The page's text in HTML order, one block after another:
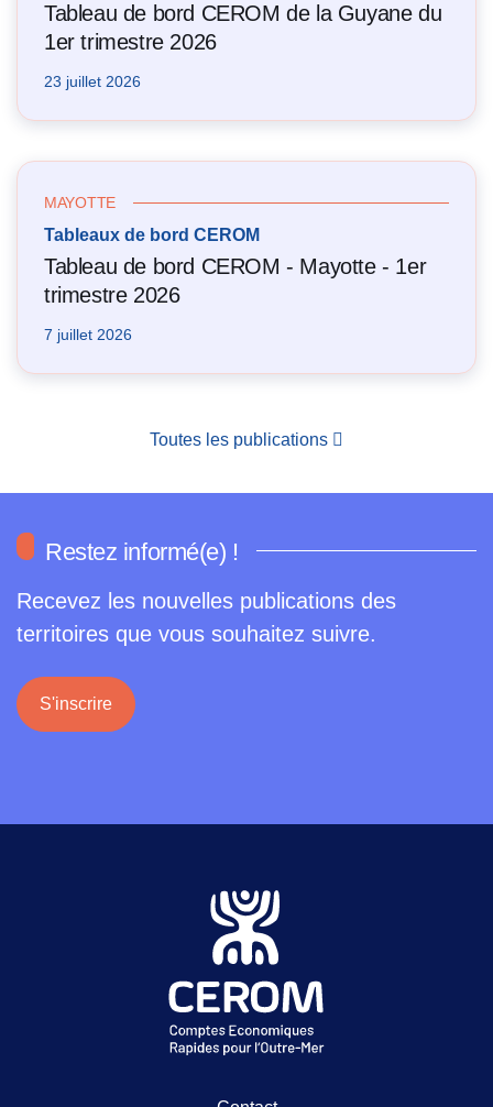
Tableau de bord CEROM de la Guyane du
1er trimestre 2026
23 juillet 2026
MAYOTTE
Tableaux de bord CEROM
Tableau de bord CEROM - Mayotte - 1er
trimestre 2026
7 juillet 2026
Toutes les publications
Restez informé(e) !
Recevez les nouvelles publications des
territoires que vous souhaitez suivre.
S'inscrire